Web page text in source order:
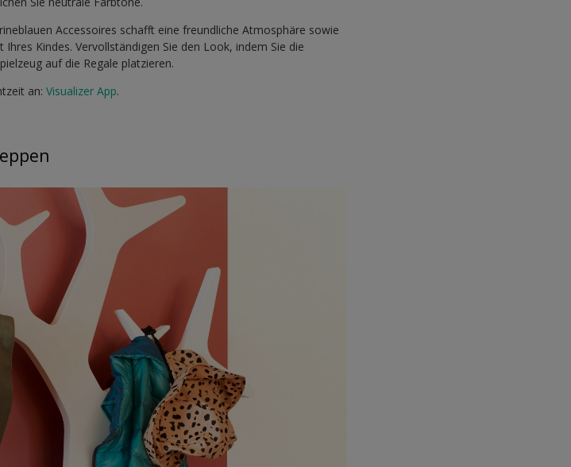
Accessoires schafft eine freundliche Atmosphäre sowie
Kindes. Vervollständigen Sie den Look, indem Sie die
auf die Regale platzieren.
an:Visualizer App.